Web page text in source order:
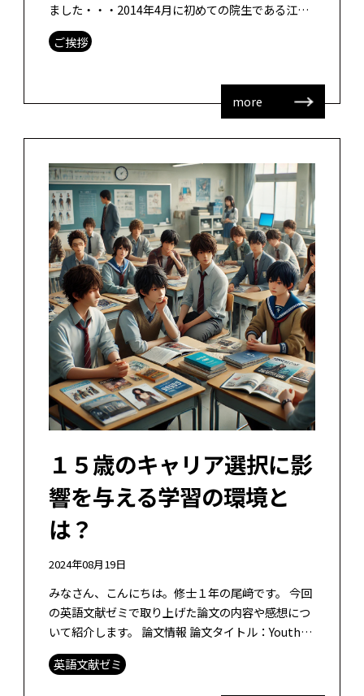
ました・・・2014年4月に初めての院生である江藤
さん（現在、福岡市立小学校の養護教員をしなが
ら、佐賀大学医学系大学院の博士後 […]
ご挨拶
more
１５歳のキャリア選択に影
響を与える学習の環境と
は？
2024年08月19日
みなさん、こんにちは。修士１年の尾﨑です。 今回
の英語文献ゼミで取り上げた論文の内容や感想につ
いて紹介します。 論文情報 論文タイトル：Youth
STEM career choices: What’s in […]
英語文献ゼミ